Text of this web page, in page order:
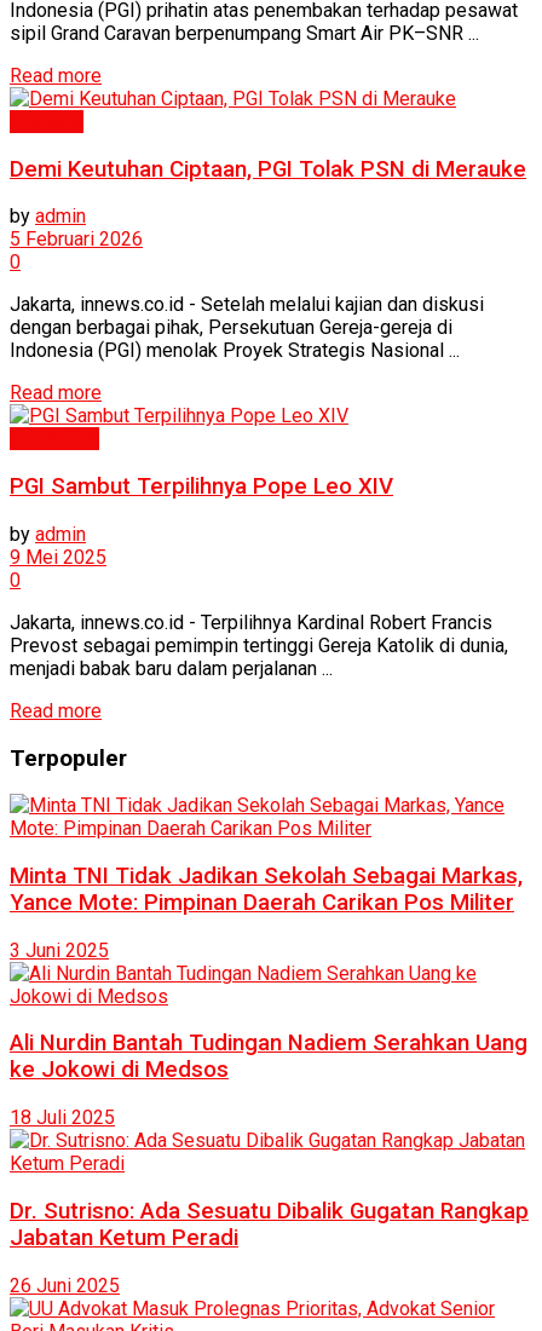
Indonesia (PGI) prihatin atas penembakan terhadap pesawat
sipil Grand Caravan berpenumpang Smart Air PK–SNR ...
Read more
Demi Keutuhan Ciptaan, PGI Tolak PSN di Merauke
by admin
5 Februari 2026
0
Jakarta, innews.co.id - Setelah melalui kajian dan diskusi
dengan berbagai pihak, Persekutuan Gereja-gereja di
Indonesia (PGI) menolak Proyek Strategis Nasional ...
Read more
PGI Sambut Terpilihnya Pope Leo XIV
by admin
9 Mei 2025
0
Jakarta, innews.co.id - Terpilihnya Kardinal Robert Francis
Prevost sebagai pemimpin tertinggi Gereja Katolik di dunia,
menjadi babak baru dalam perjalanan ...
Read more
Terpopuler
Minta TNI Tidak Jadikan Sekolah Sebagai Markas,
Yance Mote: Pimpinan Daerah Carikan Pos Militer
3 Juni 2025
Ali Nurdin Bantah Tudingan Nadiem Serahkan Uang
ke Jokowi di Medsos
18 Juli 2025
Dr. Sutrisno: Ada Sesuatu Dibalik Gugatan Rangkap
Jabatan Ketum Peradi
26 Juni 2025